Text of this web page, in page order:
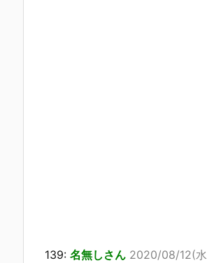
139: 名無しさん 2020/08/12(